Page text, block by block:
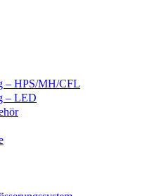
– HPS/MH/CFL
– LED